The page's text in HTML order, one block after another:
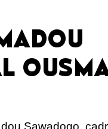
Sawadogo,